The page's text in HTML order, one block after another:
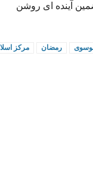
آینده ای روشن
رمضان مرکز